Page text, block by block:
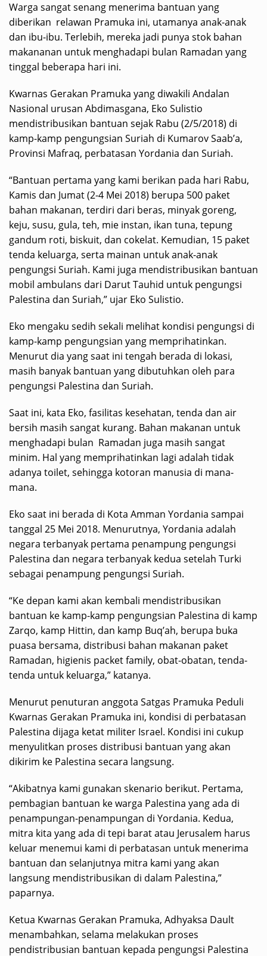
Warga sangat senang menerima bantuan yang
diberikan relawan Pramuka ini, utamanya anak-anak
dan ibu-ibu. Terlebih, mereka jadi punya stok bahan
makananan untuk menghadapi bulan Ramadan yang
tinggal beberapa hari ini.
Kwarnas Gerakan Pramuka yang diwakili Andalan
Nasional urusan Abdimasgana, Eko Sulistio
mendistribusikan bantuan sejak Rabu (2/5/2018) di
kamp-kamp pengungsian Suriah di Kumarov Saab’a,
Provinsi Mafraq, perbatasan Yordania dan Suriah.
“Bantuan pertama yang kami berikan pada hari Rabu,
Kamis dan Jumat (2-4 Mei 2018) berupa 500 paket
bahan makanan, terdiri dari beras, minyak goreng,
keju, susu, gula, teh, mie instan, ikan tuna, tepung
gandum roti, biskuit, dan cokelat. Kemudian, 15 paket
tenda keluarga, serta mainan untuk anak-anak
pengungsi Suriah. Kami juga mendistribusikan bantuan
mobil ambulans dari Darut Tauhid untuk pengungsi
Palestina dan Suriah,” ujar Eko Sulistio.
Eko mengaku sedih sekali melihat kondisi pengungsi di
kamp-kamp pengungsian yang memprihatinkan.
Menurut dia yang saat ini tengah berada di lokasi,
masih banyak bantuan yang dibutuhkan oleh para
pengungsi Palestina dan Suriah.
Saat ini, kata Eko, fasilitas kesehatan, tenda dan air
bersih masih sangat kurang. Bahan makanan untuk
menghadapi bulan Ramadan juga masih sangat
minim. Hal yang memprihatinkan lagi adalah tidak
adanya toilet, sehingga kotoran manusia di mana-
mana.
Eko saat ini berada di Kota Amman Yordania sampai
tanggal 25 Mei 2018. Menurutnya, Yordania adalah
negara terbanyak pertama penampung pengungsi
Palestina dan negara terbanyak kedua setelah Turki
sebagai penampung pengungsi Suriah.
“Ke depan kami akan kembali mendistribusikan
bantuan ke kamp-kamp pengungsian Palestina di kamp
Zarqo, kamp Hittin, dan kamp Buq’ah, berupa buka
puasa bersama, distribusi bahan makanan paket
Ramadan, higienis packet family, obat-obatan, tenda-
tenda untuk keluarga,” katanya.
Menurut penuturan anggota Satgas Pramuka Peduli
Kwarnas Gerakan Pramuka ini, kondisi di perbatasan
Palestina dijaga ketat militer Israel. Kondisi ini cukup
menyulitkan proses distribusi bantuan yang akan
dikirim ke Palestina secara langsung.
“Akibatnya kami gunakan skenario berikut. Pertama,
pembagian bantuan ke warga Palestina yang ada di
penampungan-penampungan di Yordania. Kedua,
mitra kita yang ada di tepi barat atau Jerusalem harus
keluar menemui kami di perbatasan untuk menerima
bantuan dan selanjutnya mitra kami yang akan
langsung mendistribusikan di dalam Palestina,”
paparnya.
Ketua Kwarnas Gerakan Pramuka, Adhyaksa Dault
menambahkan, selama melakukan proses
pendistribusian bantuan kepada pengungsi Palestina